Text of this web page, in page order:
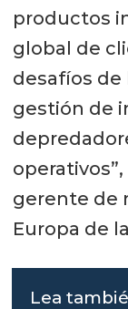
productos
global de
desafíos de
gestión de
gerente de
Europa de
Lea